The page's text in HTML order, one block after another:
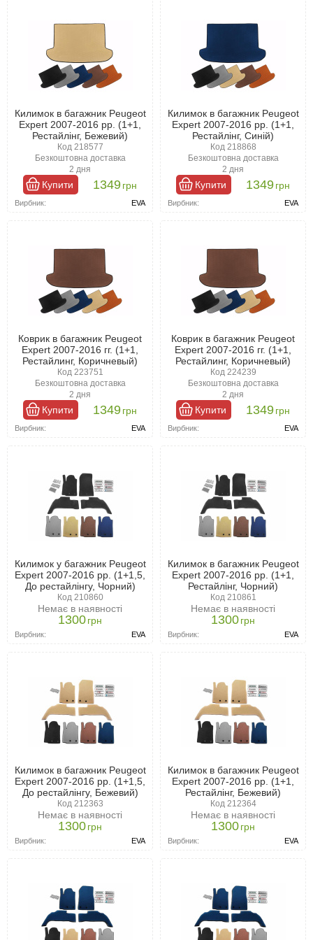
Килимок в багажник Peugeot
Expert 2007-2016 рр. (1+1,
Рестайлінг, Бежевий)
Код 218577
Безкоштовна доставка
2 дня
Купити 1349грн
Вирбник: EVA
Килимок в багажник Peugeot
Expert 2007-2016 рр. (1+1,
Рестайлінг, Синій)
Код 218868
Безкоштовна доставка
2 дня
Купити 1349грн
Вирбник: EVA
Коврик в багажник Peugeot
Expert 2007-2016 гг. (1+1,
Рестайлинг, Коричневый)
Код 223751
Безкоштовна доставка
2 дня
Купити 1349грн
Вирбник: EVA
Коврик в багажник Peugeot
Expert 2007-2016 гг. (1+1,
Рестайлинг, Коричневый)
Код 224239
Безкоштовна доставка
2 дня
Купити 1349грн
Вирбник: EVA
Килимок у багажник Peugeot
Expert 2007-2016 рр. (1+1,5,
До рестайлінгу, Чорний)
Код 210860
Немає в наявності
1300грн
Вирбник: EVA
Килимок в багажник Peugeot
Expert 2007-2016 рр. (1+1,
Рестайлінг, Чорний)
Код 210861
Немає в наявності
1300грн
Вирбник: EVA
Килимок в багажник Peugeot
Expert 2007-2016 рр. (1+1,5,
До рестайлінгу, Бежевий)
Код 212363
Немає в наявності
1300грн
Вирбник: EVA
Килимок в багажник Peugeot
Expert 2007-2016 рр. (1+1,
Рестайлінг, Бежевий)
Код 212364
Немає в наявності
1300грн
Вирбник: EVA